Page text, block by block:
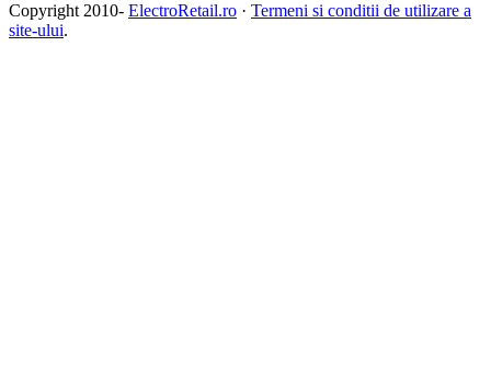
Copyright 2010- ElectroRetail.ro · Termeni si conditii de utilizare a
site-ului.